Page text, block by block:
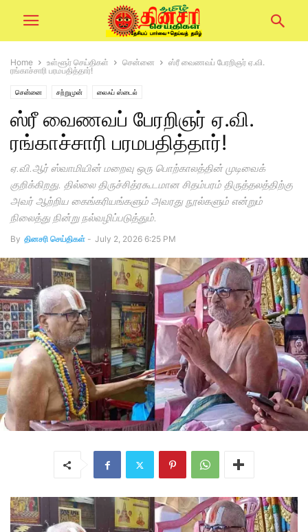
Home உள்ளூர் செய்திகள் சென்னை
ஸ்ரீ வைணவப் பேரறிஞர் ஏ.வி.
ரங்காச்சாரி பரமபதித்தார்!
சென்னை சற்றுமுன் லைஃப் ஸ்டைல்
ஸ்ரீ வைணவப் பேரறிஞர் ஏ.வி.
ரங்காச்சாரி பரமபதித்தார்!
ஏ.வி.ஆர் ஸ்வாமியின் மறைவு ஒரு பொற்காலத்தின் முடிவைக்
குறிக்கிறது. தில்லை திருச்சித்ரகூடமான சிதம்பரம் திருத்தலத்திற்கு
அவர் ஆற்றிய கைங்கரியங்களும் அவரது நூல்களும் என்றும்
நிலைத்து நின்று நல்வழிப்படுத்தும்.
By தினசரி செய்திகள் - July 2, 2026 6:25 PM